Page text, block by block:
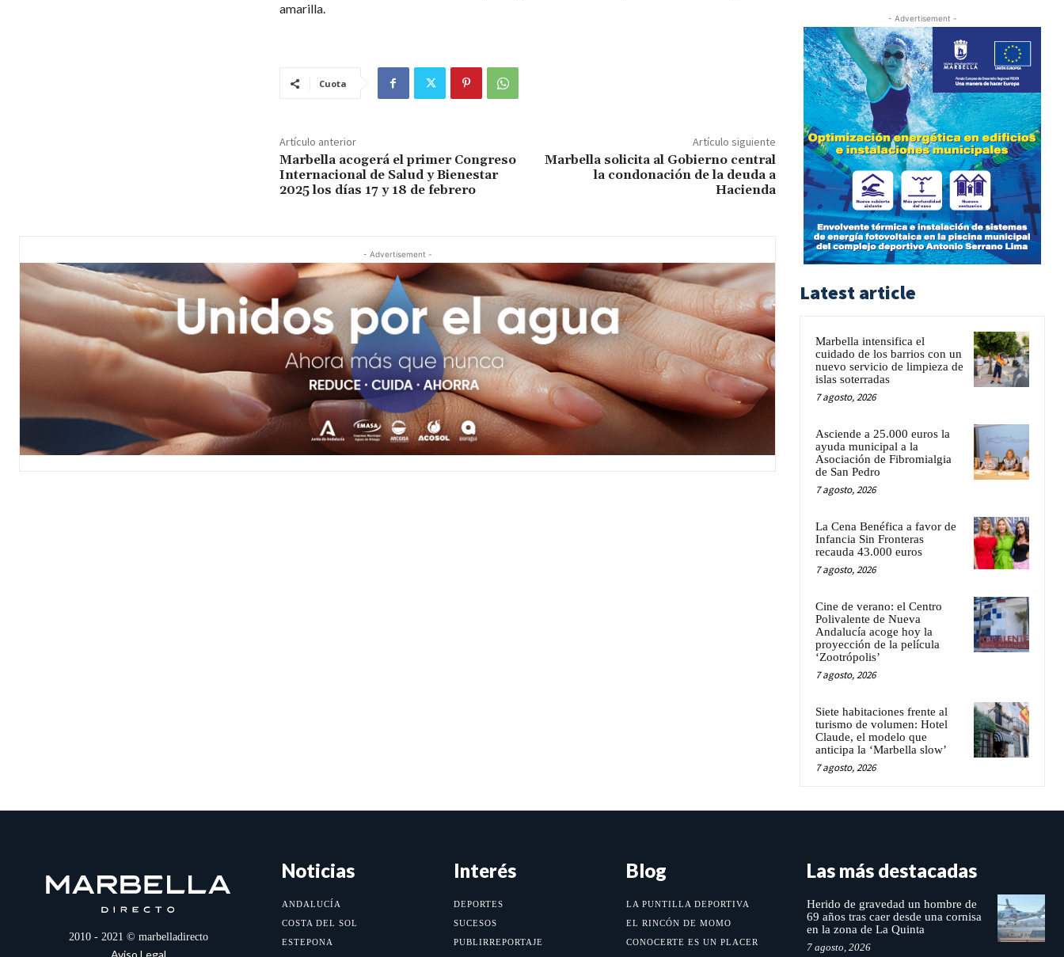
amarilla.
Cuota
Artículo anterior
Marbella acogerá el primer Congreso
Internacional de Salud y Bienestar
2025 los días 17 y 18 de febrero
Artículo siguiente
Marbella solicita al Gobierno central
la condonación de la deuda a
Hacienda
- Advertisement -
- Advertisement -
Latest article
Marbella intensifica el
cuidado de los barrios con un
nuevo servicio de limpieza de
islas soterradas
7 agosto, 2026
Asciende a 25.000 euros la
ayuda municipal a la
Asociación de Fibromialgia
de San Pedro
7 agosto, 2026
La Cena Benéfica a favor de
Infancia Sin Fronteras
recauda 43.000 euros
7 agosto, 2026
Cine de verano: el Centro
Polivalente de Nueva
Andalucía acoge hoy la
proyección de la película
‘Zootrópolis’
7 agosto, 2026
Siete habitaciones frente al
turismo de volumen: Hotel
Claude, el modelo que
anticipa la ‘Marbella slow’
7 agosto, 2026
2010 - 2021 © marbelladirecto
Aviso Legal
Noticias
ANDALUCÍA
COSTA DEL SOL
ESTEPONA
Interés
DEPORTES
SUCESOS
PUBLIRREPORTAJE
Blog
LA PUNTILLA DEPORTIVA
EL RINCÓN DE MOMO
CONOCERTE ES UN PLACER
Las más destacadas
Herido de gravedad un hombre de
69 años tras caer desde una cornisa
en la zona de La Quinta
7 agosto, 2026